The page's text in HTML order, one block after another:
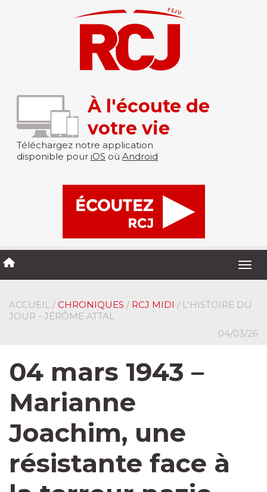
À l'écoute de
votre vie
Téléchargez notre application
disponible pour iOS où Android
ACCUEIL / CHRONIQUES / RCJ MIDI / L'HISTOIRE DU
JOUR - JÉRÔME ATTAL
04/03/26
04 mars 1943 –
Marianne
Joachim, une
résistante face à